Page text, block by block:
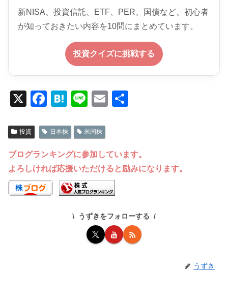
新NISA、投資信託、ETF、PER、国債など、初心者
が知っておきたい内容を10問にまとめています。
投資クイズに挑戦する
X
F
c
e
b
o
o
H
e
n
a
Li
e
E
投資 日本株 米国株
ブログランキングに参加しています。
よろしければ応援いただけると励みになります。
うずきをフォローする
うずき